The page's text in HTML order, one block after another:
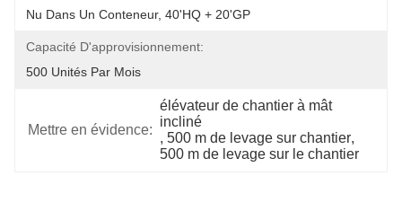
Nu Dans Un Conteneur, 40'HQ + 20'GP
Capacité D'approvisionnement:
500 Unités Par Mois
Mettre en évidence:
élévateur de chantier à mât
incliné
, 500 m de levage sur chantier,
500 m de levage sur le chantier